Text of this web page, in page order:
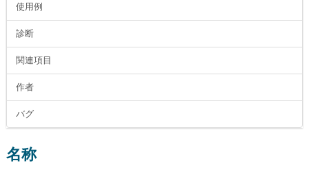
使用例
診断
関連項目
作者
バグ
名称